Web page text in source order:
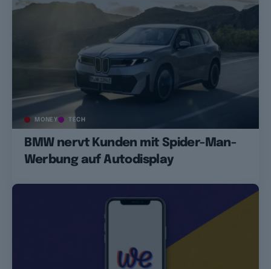
MONEY TECH
BMW nervt Kunden mit Spider-Man-
Werbung auf Autodisplay